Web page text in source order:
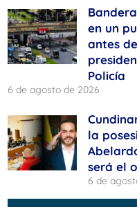
en un
antes
Policía
6 de agosto de 2026
la
será el
6 de